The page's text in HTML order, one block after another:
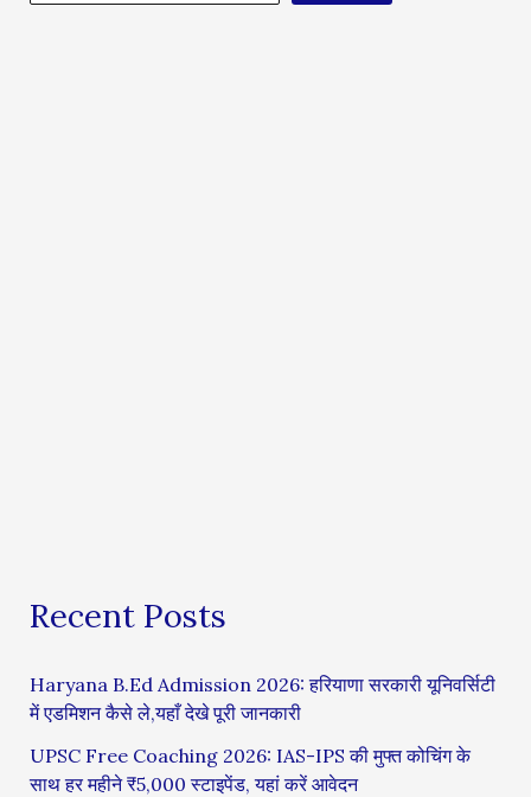
Recent Posts
Haryana B.Ed Admission 2026: हरियाणा सरकारी यूनिवर्सिटी
में एडमिशन कैसे ले,यहाँ देखे पूरी जानकारी
UPSC Free Coaching 2026: IAS-IPS की मुफ्त कोचिंग के
साथ हर महीने ₹5,000 स्टाइपेंड, यहां करें आवेदन